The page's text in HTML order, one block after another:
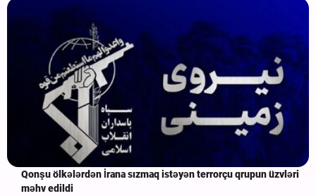
Qonşu ölkələrdən İrana sızmaq istəyən terrorçu qrupun üzvləri
məhv edildi